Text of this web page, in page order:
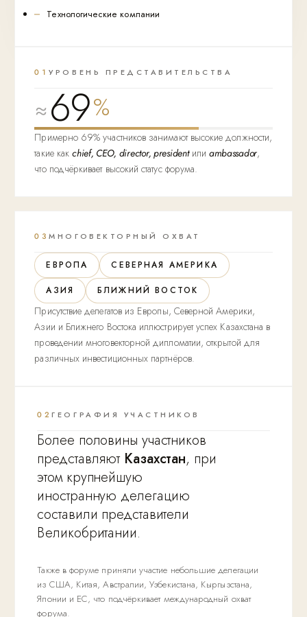
Технологические компании
01УРОВЕНЬ ПРЕДСТАВИТЕЛЬСТВА
≈69%
Примерно 69% участников занимают высокие должности,
такие какchief, CEO, director, presidentили ambassador,
что подчёркивает высокий статус форума.
03МНОГОВЕКТОРНЫЙ ОХВАТ
ЕВРОПА СЕВЕРНАЯ АМЕРИКА
АЗИЯ БЛИЖНИЙ ВОСТОК
Присутствие делегатов из Европы, Северной Америки,
Азии и Ближнего Востока иллюстрирует успех Казахстана в
проведении многовекторной дипломатии, открытой для
различных инвестиционных партнёров.
02ГЕОГРАФИЯ УЧАСТНИКОВ
Более половины участников
представляют Казахстан, при
этом крупнейшую
иностранную делегацию
составили представители
Великобритании.
Также в форуме приняли участие небольшие делегации
из США, Китая, Австралии, Узбекистана, Кыргызстана,
Японии и ЕС, что подчёркивает международный охват
форума.